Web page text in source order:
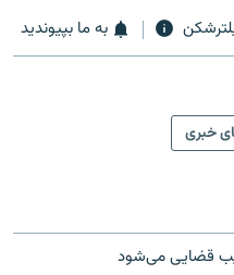
به ما بپیوندید
خبری
قضایی می‌شود